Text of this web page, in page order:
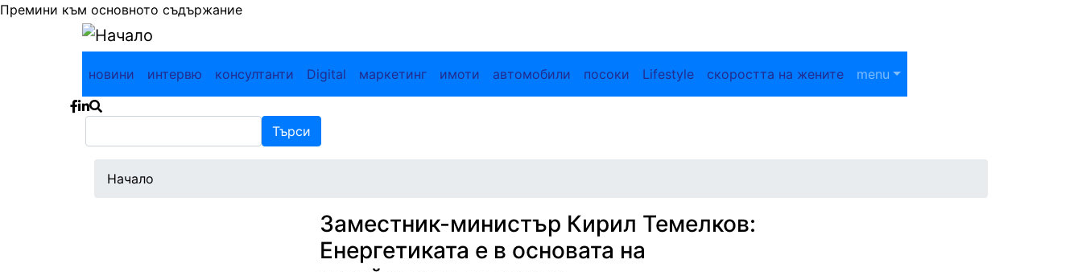
Премини към основното съдържание
Main navigation
новини интервю консултанти Digital маркетинг имоти автомобили посоки Lifestyle скоростта на жените menu
Търси
Начало
Заместник-министър Кирил Темелков:
Енергетиката е в основата на